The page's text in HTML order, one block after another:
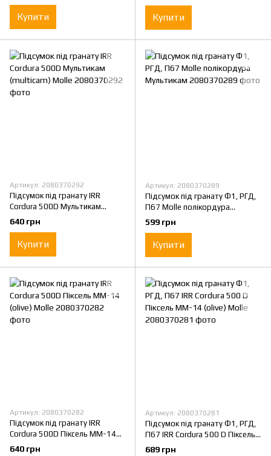
Купити Купити
Артикул: 2080370292
Підсумок під гранату IRR
Cordura 500D Мультикам
(multicam) Molle
640 грн
Купити
Артикул: 2080370289
Підсумок під гранату Ф1, РГД,
П67 Molle полікордура
Мультикам
599 грн
Купити
Артикул: 2080370282
Підсумок під гранату IRR
Cordura 500D Піксель MM-14
(olive) Molle
640 грн
Артикул: 2080370281
Підсумок під гранату Ф1, РГД,
П67 IRR Cordura 500 D Піксель
MM-14 (olive) Molle
689 грн